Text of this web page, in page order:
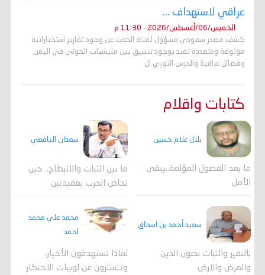
عراقي لاستهداف ...
الخميس/06/أغسطس/2026 - 11:30 م
كشف مصدر سعودي مسؤول لقناة الحدث عن وجود تقارير استخباراتية
موثوقة ومتعددة تفيد بوجود تنسيق بين مليشيات الحوثي في اليمن
وفصائل عراقية والحرس الثوري ال
كتابات واقلام
بلال غلام حسين
ما بعد الفصول المؤلمة..يبقى
الأمل
سعدان اليافعي
ما بين الثبات والانبطاح.. حين
تخاض الحرب بعقيدتين
سعيد أحمد بن اسحاق
بالنفير والثبات نصون الدين
والعرض والارض
محمد علي محمد
احمد
لماذا تستهدفون الأخيار،
وتتسترون عن لوبيات الاحتكار